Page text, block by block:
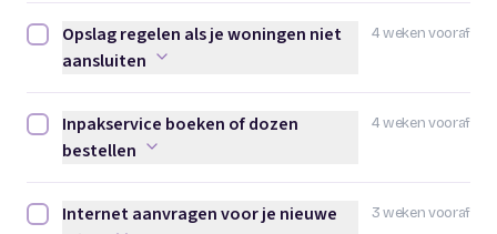
4 weken vooraf
Opslag regelen als je woningen niet aansluiten afvinken
Opslag regelen als je woningen niet
aansluiten
4 weken vooraf
Inpakservice boeken of dozen bestellen afvinken
Inpakservice boeken of dozen
bestellen
3 weken vooraf
Internet aanvragen voor je nieuwe adres afvinken
Internet aanvragen voor je nieuwe